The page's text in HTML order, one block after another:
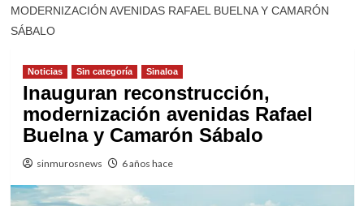
MODERNIZACIÓN AVENIDAS RAFAEL BUELNA Y CAMARÓN
SÁBALO
Noticias Sin categoría Sinaloa
Inauguran reconstrucción,
modernización avenidas Rafael
Buelna y Camarón Sábalo
sinmurosnews 6 años hace